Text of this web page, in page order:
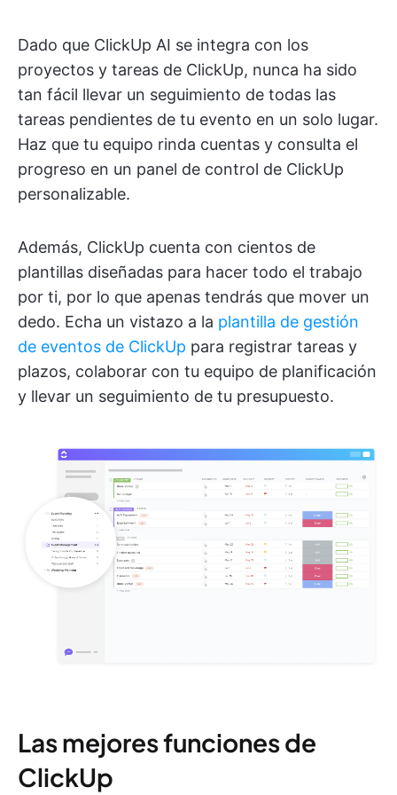
Dado que ClickUp AI se integra con los
proyectos y tareas de ClickUp, nunca ha sido
tan fácil llevar un seguimiento de todas las
tareas pendientes de tu evento en un solo lugar.
Haz que tu equipo rinda cuentas y consulta el
progreso en un panel de control de ClickUp
personalizable.
Además, ClickUp cuenta con cientos de
plantillas diseñadas para hacer todo el trabajo
por ti, por lo que apenas tendrás que mover un
dedo. Echa un vistazo a la plantilla de gestión
de eventos de ClickUp para registrar tareas y
plazos, colaborar con tu equipo de planificación
y llevar un seguimiento de tu presupuesto.
Las mejores funciones de
ClickUp